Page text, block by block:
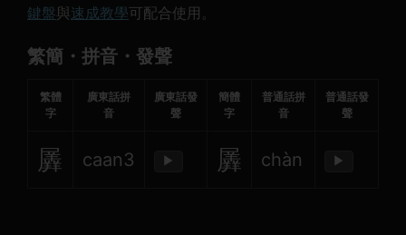
鍵盤與速成教學可配合使用。
繁簡・拼音・發聲
繁體
字
廣東話拼
音
廣東話發
聲
簡體
字
普通話拼
音
普通話發
聲
羼 caan3 ▶ 羼 chàn ▶